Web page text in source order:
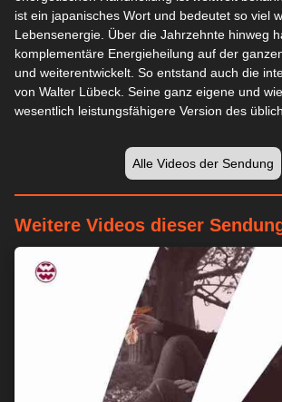
ist ein japanisches Wort und bedeutet so viel
Lebensenergie. Über die Jahrzehnte hinweg
komplementäre Energieheilung auf der
und weiterentwickelt. So entstand auch die
von Walter Lübeck. Seine ganz eigene und
wesentlich leistungsfähigere Version des
Alle Videos der Sendung
Weitere Videos dieser